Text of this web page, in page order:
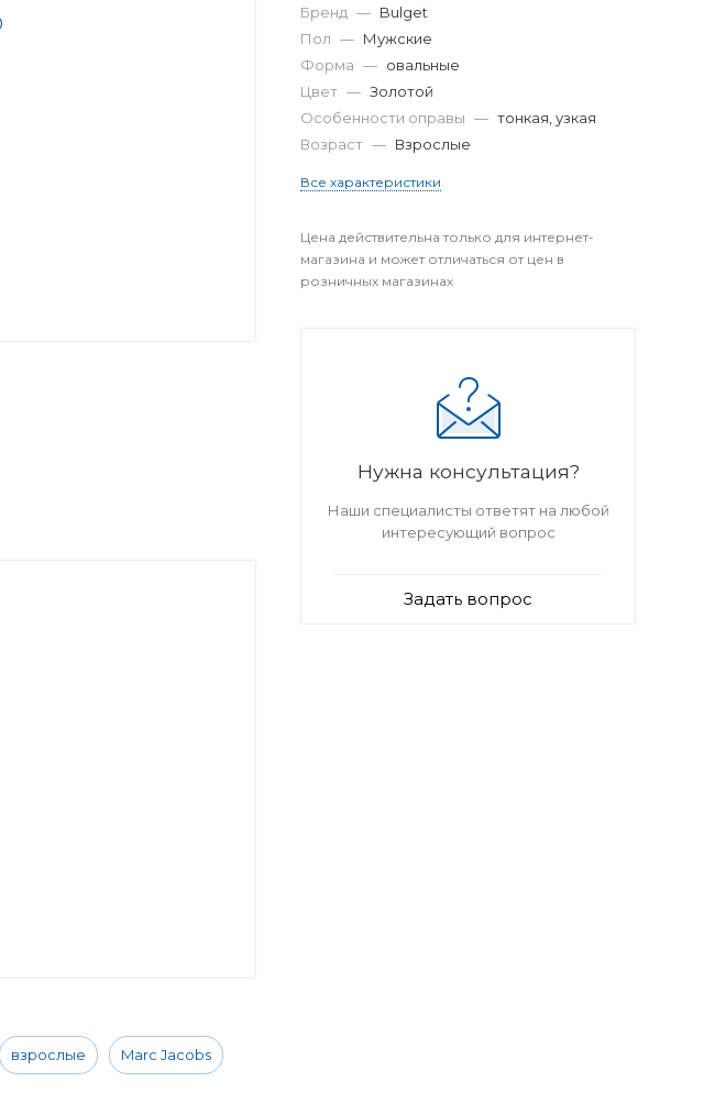
взрослые Marc Jacobs
Бренд — Bulget
Пол — Мужские
Форма — овальные
Цвет — Золотой
Особенности оправы — тонкая, узкая
Возраст — Взрослые
Все характеристики
Цена действительна только для интернет-
магазина и может отличаться от цен в
розничных магазинах
Нужна консультация?
Наши специалисты ответят на любой
интересующий вопрос
Задать вопрос